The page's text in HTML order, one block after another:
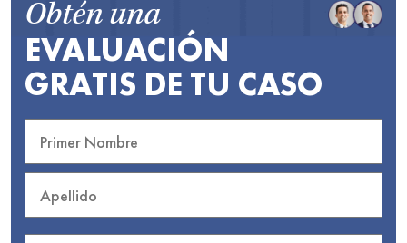
Obtén una
EVALUACIÓN
GRATIS DE TU CASO